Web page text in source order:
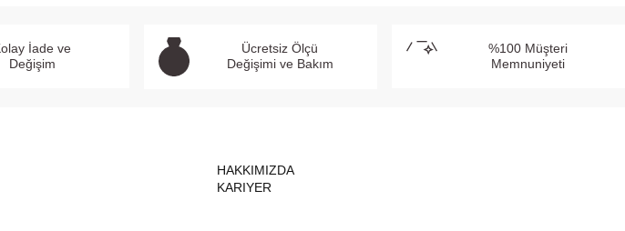
İade ve
Değişim
Ücretsiz Ölçü
Değişimi ve Bakım
%100 Müşteri
Memnuniyeti
HAKKIMIZDA
KARIYER